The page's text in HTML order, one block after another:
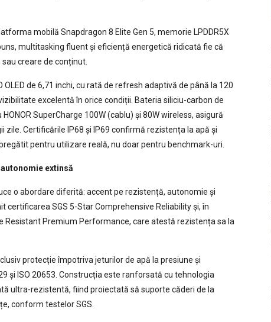
mobilă Snapdragon 8 Elite Gen 5, memorie LPDDR5X
multitasking fluent și eficiență energetică ridicată fie că
creare de conținut.
de 6,71 inchi, cu rată de refresh adaptivă de până la 120
excelentă în orice condiții. Bateria siliciu-carbon de
SuperCharge 100W (cablu) și 80W wireless, asigură
Certificările IP68 și IP69 confirmă rezistența la apă și
pentru utilizare reală, nu doar pentru benchmark-uri.
extinsă
o abordare diferită: accent pe rezistență, autonomie și
SGS 5-Star Comprehensive Reliability și, în
Resistant Premium Performance, care atestă rezistența sa la
protecție împotriva jeturilor de apă la presiune și
și ISO 20653. Construcția este ranforsată cu tehnologia
ultra-rezistentă, fiind proiectată să suporte căderi de la
conform testelor SGS.